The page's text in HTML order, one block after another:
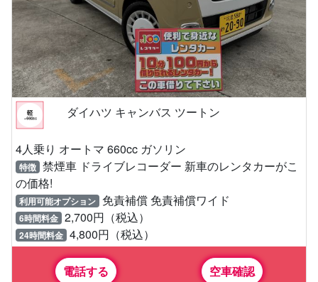
ダイハツ キャンバス ツートン
4人乗り オートマ 660cc ガソリン
特徴 禁煙車 ドライブレコーダー 新車のレンタカーがこ
の価格!
利用可能オプション 免責補償 免責補償ワイド
6時間料金 2,700円（税込）
24時間料金 4,800円（税込）
電話する 空車確認